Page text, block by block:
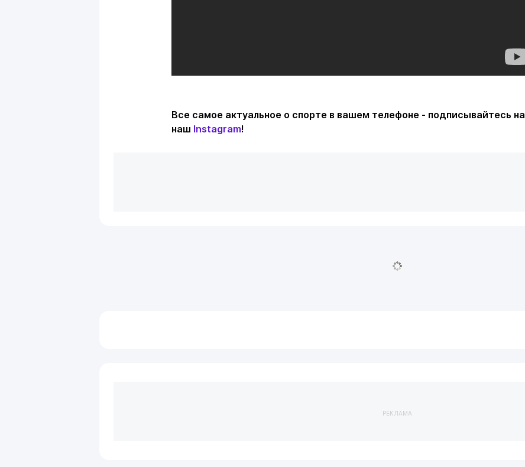
Все самое актуальное о спорте в вашем телефоне - подписывайтесь на
наш Instagram!
РЕКЛАМА